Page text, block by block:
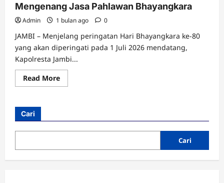
Mengenang Jasa Pahlawan Bhayangkara
Admin 1 bulan ago 0
JAMBI – Menjelang peringatan Hari Bhayangkara ke-80
yang akan diperingati pada 1 Juli 2026 mendatang,
Kapolresta Jambi...
Read MoreRead
more
ke-
Dipimpin
Kapolresta
beserta
Cari
Cari